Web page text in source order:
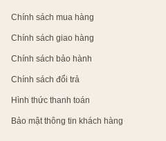
Chính sách mua hàng
Chính sách giao hàng
Chính sách bảo hành
Chính sách đổi trả
Hình thức thanh toán
Bảo mật thông tin khách hàng